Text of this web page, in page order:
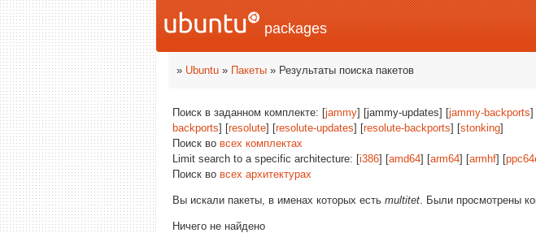
packages
» Ubuntu » Пакеты » Результаты поиска пакетов
Поиск в заданном комплекте: [jammy] [jammy-updates] [jammy-backports]
backports] [resolute] [resolute-updates] [resolute-backports] [stonking]
Поиск во всех комплектах
Limit search to a specific architecture: [i386] [amd64] [arm64] [armhf] [
Поиск во всех архитектурах
Вы искали пакеты, в именах которых есть multitet. Были просмотрены
Ничего не найдено